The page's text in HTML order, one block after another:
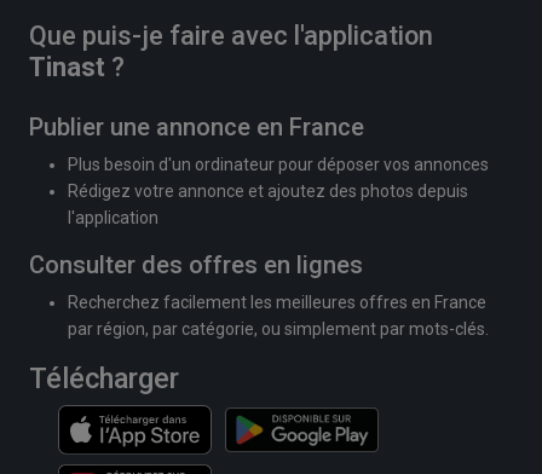
Que puis-je faire avec l'application
Tinast ?
Publier une annonce en France
Plus besoin d'un ordinateur pour déposer vos annonces
Rédigez votre annonce et ajoutez des photos depuis
l'application
Consulter des offres en lignes
Recherchez facilement les meilleures offres en France
par région, par catégorie, ou simplement par mots-clés.
Télécharger